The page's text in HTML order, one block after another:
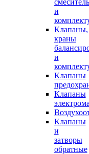
и
Клапаны,
краны
и
Клапаны
Клапаны
Клапаны
и
затворы
обратные